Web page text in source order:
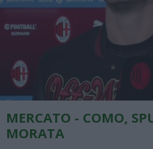
MERCATO - COMO,
MORATA